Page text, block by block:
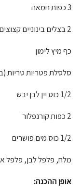
3 כפות חמאה
2 בצלים בינוניים קצוצים דק
כף מיץ לימון
סלסלת פטריות טריות
1/2 כוס יין לבן יבש
2 כפות קורנפלור
1/2 כוס מים פושרים
מלח, פלפל לבן, פלפל
אופן ההכנה: